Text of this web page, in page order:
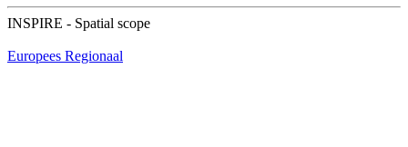
INSPIRE - Spatial scope
Europees Regionaal